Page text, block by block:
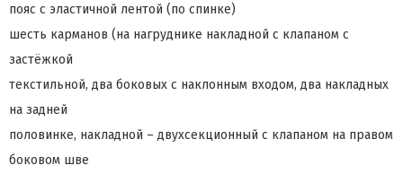
пояс с эластичной лентой (по спинке)
шесть карманов (на нагруднике накладной с клапаном с
застёжкой
текстильной, два боковых с наклонным входом, два накладных
на задней
половинке, накладной – двухсекционный с клапаном на правом
боковом шве